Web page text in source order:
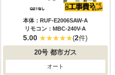
本体：RUF-E2006SAW-A
リモコン：MBC-240V-A
5.00 (2件)
20号都市ガス
オート